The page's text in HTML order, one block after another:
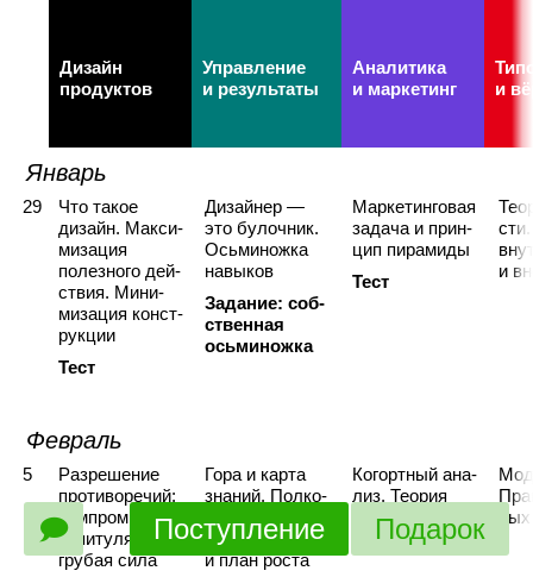
Дизайн
продуктов
Управление
и результаты
Аналитика
и маркетинг
и
Январь
29
Что такое
дизайн. Мак­си­
ми­за­ция
полез­ного дей­
ствия. Мини­
ми­за­ция конст­
рукции
Тест
Дизай­нер —
это булоч­ник.
Ось­ми­ножка
навыков
Зада­ние:соб­
ствен­ная
осьминожка
Мар­ке­тин­го­вая
задача и прин­
цип пирамиды
Тест
и
Фев­раль
5
Раз­ре­ше­ние
про­ти­во­ре­чий:
ком­про­мисс,
капи­ту­ля­ция,
гру­бая сила
Гора и карта
зна­ний. Пол­ко­
Шеф­ство
и план роста
Когорт­ный ана­
лиз. Теория
Поступление Подарок
🗩